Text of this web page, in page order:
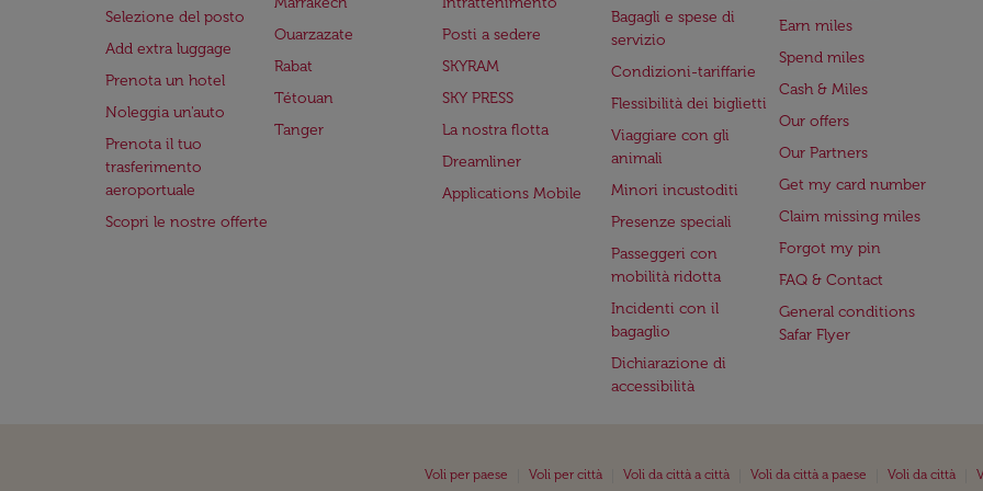
Selezione del posto
Add extra luggage
Prenota un hotel
Noleggia un'auto
Prenota il tuo
trasferimento
aeroportuale
Scopri le nostre offerte
Ouarzazate
Rabat
Tétouan
Tanger
Posti a sedere
SKYRAM
SKY PRESS
La nostra flotta
Dreamliner
Applications Mobile
Bagagli e spese di
servizio
Condizioni-tariffarie
Flessibilità dei biglietti
Viaggiare con gli
animali
Minori incustoditi
Presenze speciali
Passeggeri con
mobilità ridotta
Incidenti con il
bagaglio
Dichiarazione di
accessibilità
Earn miles
Spend miles
Cash & Miles
Our offers
Our Partners
Get my card number
Claim missing miles
Forgot my pin
FAQ & Contact
General conditions
Safar Flyer
Voli per paese Voli per città Voli da città a città Voli da città a paese Voli da città